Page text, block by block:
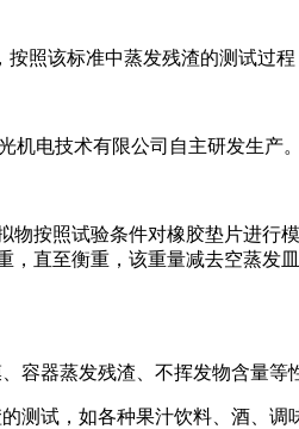
照该标准中蒸发残渣的测试过
机电技术有限公司自主研发生产。
按照试验条件对橡胶垫片进行
直至衡重，该重量减去空蒸发
容器蒸发残渣、不挥发物含量等
测试，如各种果汁饮料、酒、调